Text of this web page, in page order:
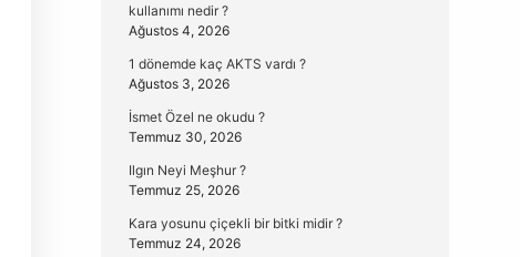
kullanımı nedir ?
Ağustos 4, 2026
1 dönemde kaç AKTS vardı ?
Ağustos 3, 2026
İsmet Özel ne okudu ?
Temmuz 30, 2026
Ilgın Neyi Meşhur ?
Temmuz 25, 2026
Kara yosunu çiçekli bir bitki midir ?
Temmuz 24, 2026